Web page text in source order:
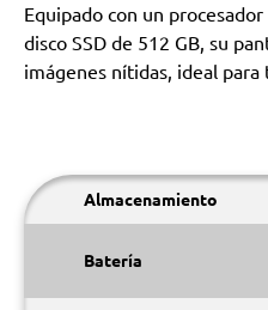
Equipado con un
disco SSD de 512 GB, su
imágenes nítidas, ideal
Almacenamiento
Batería